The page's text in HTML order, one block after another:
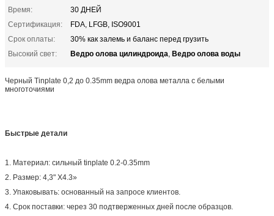
Время:
30 ДНЕЙ
Сертификация:
FDA, LFGB, ISO9001
Срок оплаты:
30% как залемь и баланс перед грузить
Высокий свет:
Ведро олова цилиндроида, Ведро олова воды
Черный Tinplate 0,2 до 0.35mm ведра олова металла с белыми
многоточиями
Быстрые детали
1. Материал: сильный tinplate 0.2-0.35mm
2. Размер: 4,3" X4.3»
3. Упаковывать: основанный на запросе клиентов.
4. Срок поставки: через 30 подтверженных дней после образцов.